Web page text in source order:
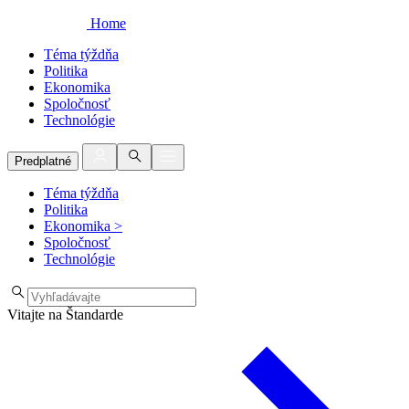
Home
Téma týždňa
Politika
Ekonomika
Spoločnosť
Technológie
Predplatné
Téma týždňa
Politika
Ekonomika >
Spoločnosť
Technológie
Vitajte na Štandarde